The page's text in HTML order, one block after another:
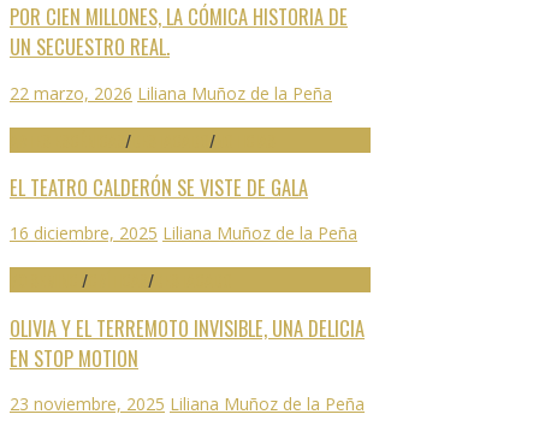
POR CIEN MILLONES, LA CÓMICA HISTORIA DE
UN SECUESTRO REAL.
22 marzo, 2026 Liliana Muñoz de la Peña
/ /
EL TEATRO CALDERÓN SE VISTE DE GALA
16 diciembre, 2025 Liliana Muñoz de la Peña
/ /
OLIVIA Y EL TERREMOTO INVISIBLE, UNA DELICIA
EN STOP MOTION
23 noviembre, 2025 Liliana Muñoz de la Peña